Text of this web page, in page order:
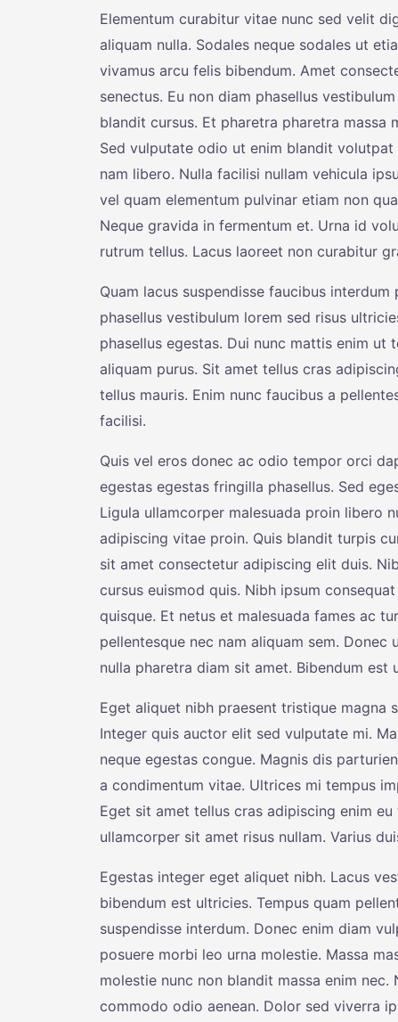
Elementum curabitur vitae nunc sed velit
aliquam nulla. Sodales neque sodales ut
vivamus arcu felis bibendum. Amet
senectus. Eu non diam phasellus
blandit cursus. Et pharetra pharetra massa
Sed vulputate odio ut enim blandit
nam libero. Nulla facilisi nullam vehicula
vel quam elementum pulvinar etiam non
Neque gravida in fermentum et. Urna id
rutrum tellus. Lacus laoreet non curabitur
Quam lacus suspendisse faucibus
phasellus vestibulum lorem sed risus
phasellus egestas. Dui nunc mattis enim
aliquam purus. Sit amet tellus cras
tellus mauris. Enim nunc faucibus a
facilisi.
Quis vel eros donec ac odio tempor orci
egestas egestas fringilla phasellus. Sed
Ligula ullamcorper malesuada proin libero
adipiscing vitae proin. Quis blandit turpis
sit amet consectetur adipiscing elit duis.
cursus euismod quis. Nibh ipsum
quisque. Et netus et malesuada fames ac
pellentesque nec nam aliquam sem.
nulla pharetra diam sit amet. Bibendum
Eget aliquet nibh praesent tristique magna
Integer quis auctor elit sed vulputate mi.
neque egestas congue. Magnis dis
a condimentum vitae. Ultrices mi tempus
Eget sit amet tellus cras adipiscing enim
ullamcorper sit amet risus nullam. Varius
Egestas integer eget aliquet nibh. Lacus
bibendum est ultricies. Tempus quam
suspendisse interdum. Donec enim diam
posuere morbi leo urna molestie. Massa
molestie nunc non blandit massa enim
commodo odio aenean. Dolor sed viverra